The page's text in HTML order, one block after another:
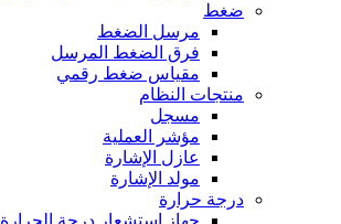
ضغط
مرسل الضغط
فرق الضغط المرسل
مقياس ضغط رقمي
منتجات النظام
مسجل
مؤشر العملية
عازل الإشارة
مولد الإشارة
درجة حرارة
جهاز استشعار درجة الحرارة